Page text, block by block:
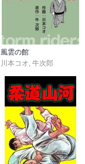
風雲の館
川本コオ, 牛次郎